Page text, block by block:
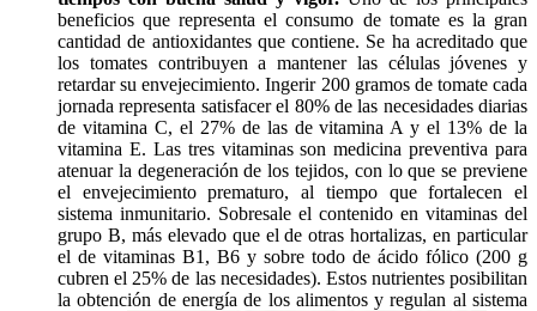
beneficios que representa el consumo de tomate es la gran
cantidad de antioxidantes que contiene. Se ha acreditado que
los tomates contribuyen a mantener las células jóvenes y
retardar su envejecimiento. Ingerir 200 gramos de tomate cada
jornada representa satisfacer el 80% de las necesidades diarias
de vitamina C, el 27% de las de vitamina A y el 13% de la
vitamina E. Las tres vitaminas son medicina preventiva para
atenuar la degeneración de los tejidos, con lo que se previene
el envejecimiento prematuro, al tiempo que fortalecen el
sistema inmunitario. Sobresale el contenido en vitaminas del
grupo B, más elevado que el de otras hortalizas, en particular
el de vitaminas B1, B6 y sobre todo de ácido fólico (200 g
cubren el 25% de las necesidades). Estos nutrientes posibilitan
la obtención de energía de los alimentos y regulan al sistema